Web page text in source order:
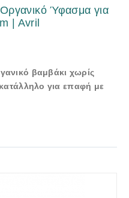
Ύφασμα για
| Avril
βαμβάκι χωρίς
για επαφή με